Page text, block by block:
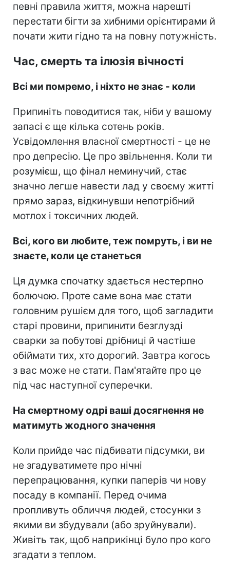
певні правила життя, можна нарешті
перестати бігти за хибними орієнтирами й
почати жити гідно та на повну потужність.
Час, смерть та ілюзія вічності
Всі ми помремо, і ніхто не знає - коли
Припиніть поводитися так, ніби у вашому
запасі є ще кілька сотень років.
Усвідомлення власної смертності - це не
про депресію. Це про звільнення. Коли ти
розумієш, що фінал неминучий, стає
значно легше навести лад у своєму житті
прямо зараз, відкинувши непотрібний
мотлох і токсичних людей.
Всі, кого ви любите, теж помруть, і ви не
знаєте, коли це станеться
Ця думка спочатку здається нестерпно
болючою. Проте саме вона має стати
головним рушієм для того, щоб загладити
старі провини, припинити безглузді
сварки за побутові дрібниці й частіше
обіймати тих, хто дорогий. Завтра когось
з вас може не стати. Пам'ятайте про це
під час наступної суперечки.
На смертному одрі ваші досягнення не
матимуть жодного значення
Коли прийде час підбивати підсумки, ви
не згадуватимете про нічні
перепрацювання, купки паперів чи нову
посаду в компанії. Перед очима
пропливуть обличчя людей, стосунки з
якими ви збудували (або зруйнували).
Живіть так, щоб наприкінці було про кого
згадати з теплом.